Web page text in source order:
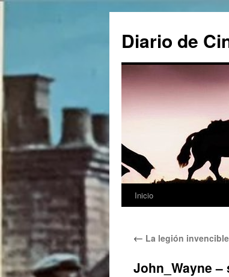
contenido
Diario de
Inicio
← La legión
John_Wayne